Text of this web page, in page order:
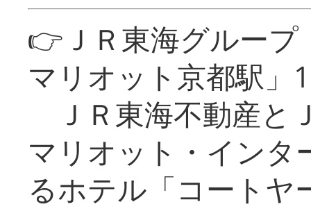
👉ＪＲ東海グルー
マリオット京都駅」
ＪＲ東海不動産と
マリオット・インタ
るホテル「コートヤ